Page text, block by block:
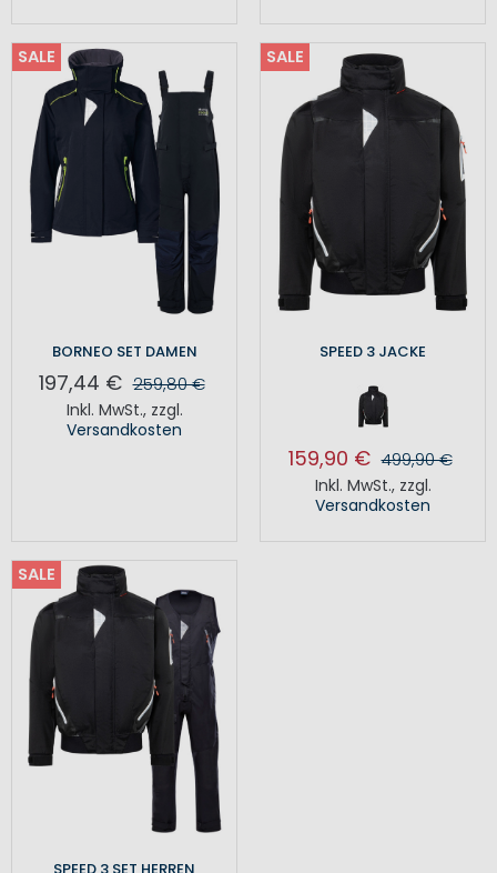
SALE
BORNEO SET DAMEN
197,44 € 259,80 €
Inkl. MwSt., zzgl.
Versandkosten
SALE
SPEED 3 JACKE
159,90 € 499,90 €
Inkl. MwSt., zzgl.
Versandkosten
SALE